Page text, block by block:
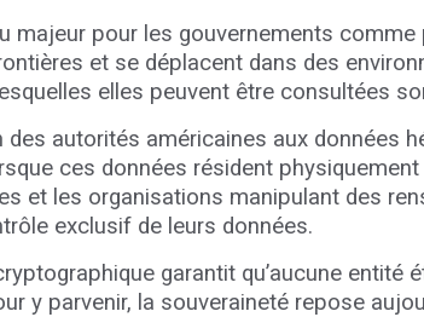
majeur pour les gouvernements
et se déplacent dans des
elles peuvent être consultées
des autorités américaines aux données
ces données résident physiquement
et les organisations manipulant des
exclusif de leurs données.
garantit qu’aucune entité
y parvenir, la souveraineté repose